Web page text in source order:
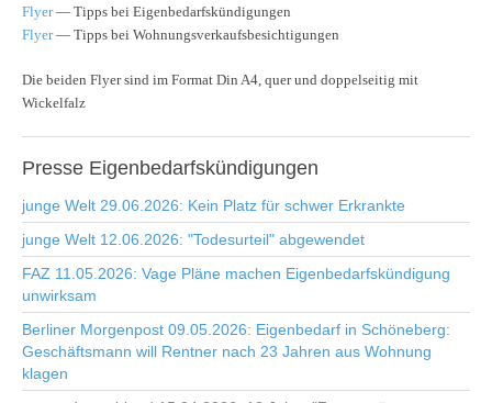
Flyer— Tipps bei Eigenbedarfskündigungen
Flyer— Tipps bei Wohnungsverkaufsbesichtigungen
Die beiden Flyer sind im Format Din A4, quer und doppelseitig mit
Wickelfalz
Presse Eigenbedarfskündigungen
junge Welt 29.06.2026: Kein Platz für schwer Erkrankte
junge Welt 12.06.2026: "Todesurteil" abgewendet
FAZ 11.05.2026: Vage Pläne machen Eigenbedarfskündigung
unwirksam
Berliner Morgenpost 09.05.2026: Eigenbedarf in Schöneberg:
Geschäftsmann will Rentner nach 23 Jahren aus Wohnung
klagen